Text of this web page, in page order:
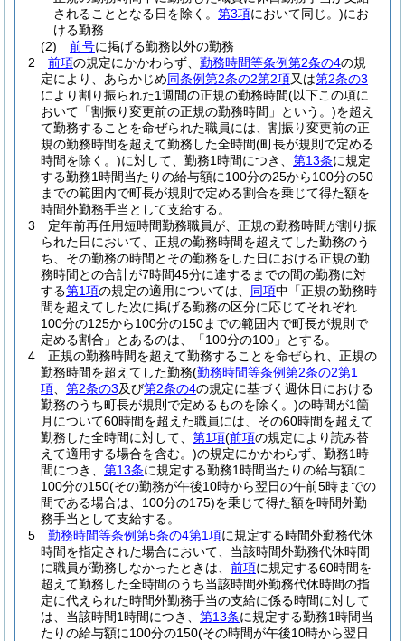
されることとなる日を除く。 第3項において同じ。)にお
ける勤務
(2)
前号に掲げる勤務以外の勤務
2
前項の規定にかかわらず、 勤務時間等条例第2条の4の規
定により、あらかじめ同条例第2条の2第2項又は第2条の3
により割り振られた1週間の正規の勤務時間(以下この項に
おいて「割振り変更前の正規の勤務時間」という。)を超え
て勤務することを命ぜられた職員には、割振り変更前の正
規の勤務時間を超えて勤務した全時間(町長が規則で定める
時間を除く。)に対して、勤務1時間につき、 第13条に規定
する勤務1時間当たりの給与額に100分の25から100分の50
までの範囲内で町長が規則で定める割合を乗じて得た額を
時間外勤務手当として支給する。
3
定年前再任用短時間勤務職員が、正規の勤務時間が割り振
られた日において、正規の勤務時間を超えてした勤務のう
ち、その勤務の時間とその勤務をした日における正規の勤
務時間との合計が7時間45分に達するまでの間の勤務に対
する第1項の規定の適用については、 同項中「正規の勤務時
間を超えてした次に掲げる勤務の区分に応じてそれぞれ
100分の125から100分の150までの範囲内で町長が規則で
定める割合」とあるのは、「100分の100」とする。
4
正規の勤務時間を超えて勤務することを命ぜられ、正規の
勤務時間を超えてした勤務(勤務時間等条例第2条の2第1
項
第2条の3及び第2条の4の規定に基づく週休日における
勤務のうち町長が規則で定めるものを除く。)の時間が1箇
月について60時間を超えた職員には、その60時間を超えて
勤務した全時間に対して、 第1項(前項の規定により読み替
えて適用する場合を含む。)の規定にかかわらず、勤務1時
間につき、 第13条に規定する勤務1時間当たりの給与額に
100分の150(その勤務が午後10時から翌日の午前5時までの
間である場合は、100分の175)を乗じて得た額を時間外勤
務手当として支給する。
5
勤務時間等条例第5条の4第1項に規定する時間外勤務代休
時間を指定された場合において、当該時間外勤務代休時間
に職員が勤務しなかったときは、 前項に規定する60時間を
超えて勤務した全時間のうち当該時間外勤務代休時間の指
定に代えられた時間外勤務手当の支給に係る時間に対して
は、当該時間1時間につき、 第13条に規定する勤務1時間当
たりの給与額に100分の150(その時間が午後10時から翌日